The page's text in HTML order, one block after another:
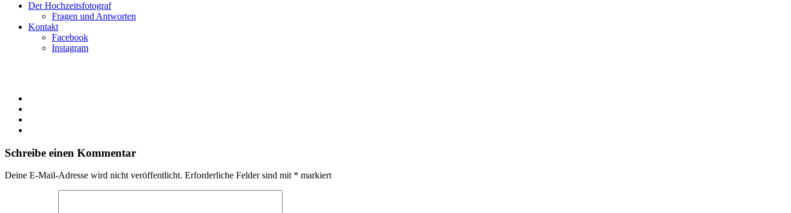
Der Hochzeitsfotograf
Fragen und Antworten
Kontakt
Facebook
Instagram
Schreibe einen Kommentar
Deine E-Mail-Adresse wird nicht veröffentlicht. Erforderliche Felder sind mit * markiert